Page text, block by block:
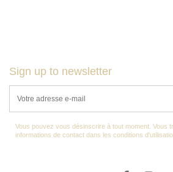
Sign up to newsletter
Vous pouvez vous désinscrire à tout moment. Vous
informations de contact dans les conditions